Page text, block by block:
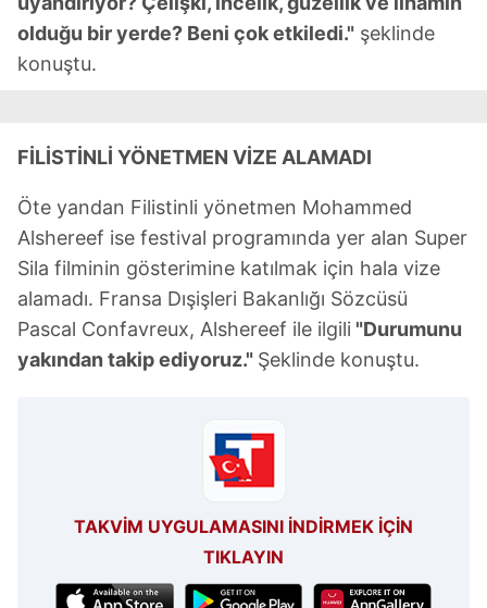
olduğu bir yerde? Beni çok etkiledi." şeklinde
konuştu.
FİLİSTİNLİ YÖNETMEN VİZE ALAMADI
Öte yandan Filistinli yönetmen Mohammed
Alshereef ise festival programında yer alan Super
Sila filminin gösterimine katılmak için hala vize
alamadı. Fransa Dışişleri Bakanlığı Sözcüsü
Pascal Confavreux, Alshereef ile ilgili "Durumunu
yakından takip ediyoruz." Şeklinde konuştu.
TAKVİM UYGULAMASINI İNDİRMEK İÇİN
TIKLAYIN